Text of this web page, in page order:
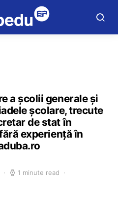
a școlii generale și
școlare, trecute
de stat în
experiență în
1 minute read